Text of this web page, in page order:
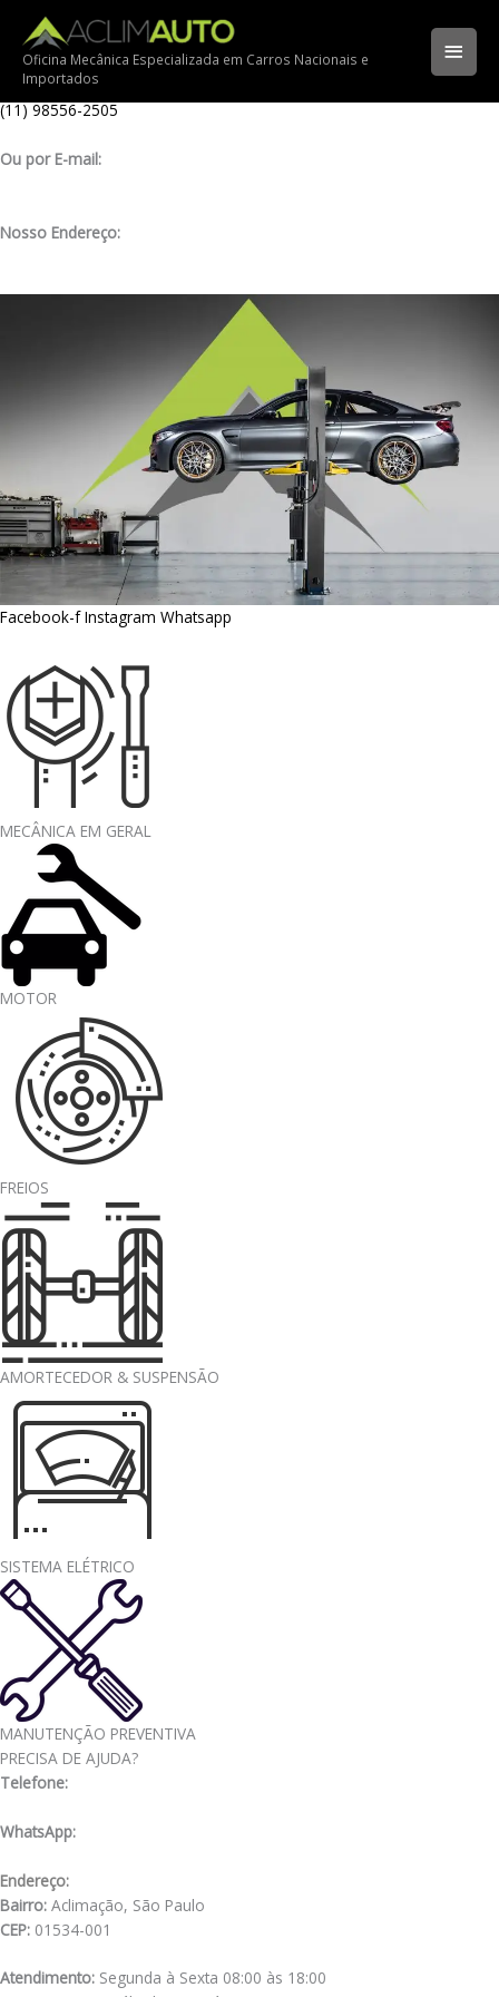
para
conteúdo
Oficina Mecânica Especializada em Carros Nacionais e
Importados
Ligue para nossa oficina:
(11) 3341-3969
Ligue pelo nosso WhatsApp:
(11) 98556-2505
Ou por E-mail:
Nosso Endereço:
Facebook-fInstagram Whatsapp
MECÂNICA EM GERAL
MOTOR
FREIOS
AMORTECEDOR & SUSPENSÃO
SISTEMA ELÉTRICO
MANUTENÇÃO PREVENTIVA
PRECISA DE AJUDA?
Telefone:
WhatsApp:
Endereço:
Bairro: Aclimação, São Paulo
CEP: 01534-001
Atendimento: Segunda à Sexta 08:00 às 18:00